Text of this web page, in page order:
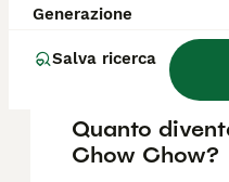
Generazione
Salva ricerca
Che incrocio è
Chow?
Quanto
Chow Chow?